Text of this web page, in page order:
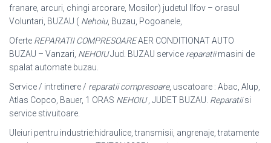
franare, arcuri, chingi arcorare, Mosilor) judetul Ilfov – orasul
Voluntari, BUZAU ( Nehoiu, Buzau, Pogoanele,
Oferte REPARATII COMPRESOAREAER CONDITIONAT AUTO
BUZAU – Vanzari, NEHOIUJud. BUZAU service reparatiimasini de
spalat automate buzau.
Service / intretinere / reparatii compresoare, uscatoare : Abac, Alup,
Atlas Copco, Bauer, 1 ORAS NEHOIU, JUDET BUZAU. Reparatiisi
service stivuitoare.
Uleiuri pentru industrie:hidraulice, transmisii, angrenaje, tratamente